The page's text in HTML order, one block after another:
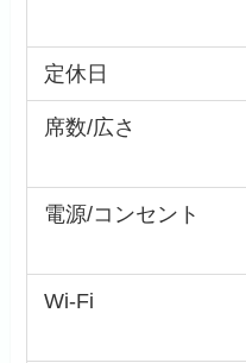
定休日
席数/広さ
電源/コンセント
Wi-Fi